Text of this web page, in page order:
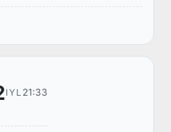
samarali
toʻgʻrisida”gi
IYL 21:33